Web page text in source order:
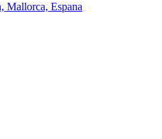
Mallorca, Espana